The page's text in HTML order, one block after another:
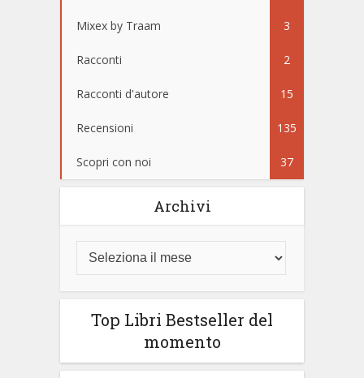
Mixex by Traam 3
Racconti 2
Racconti d'autore 15
Recensioni 135
Scopri con noi 37
Archivi
Top Libri Bestseller del
momento